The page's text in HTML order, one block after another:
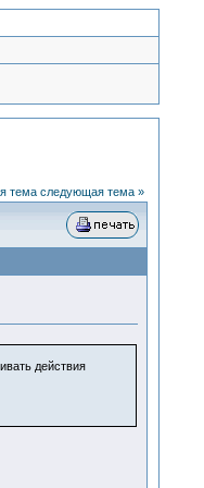
тема следующая тема »
действия